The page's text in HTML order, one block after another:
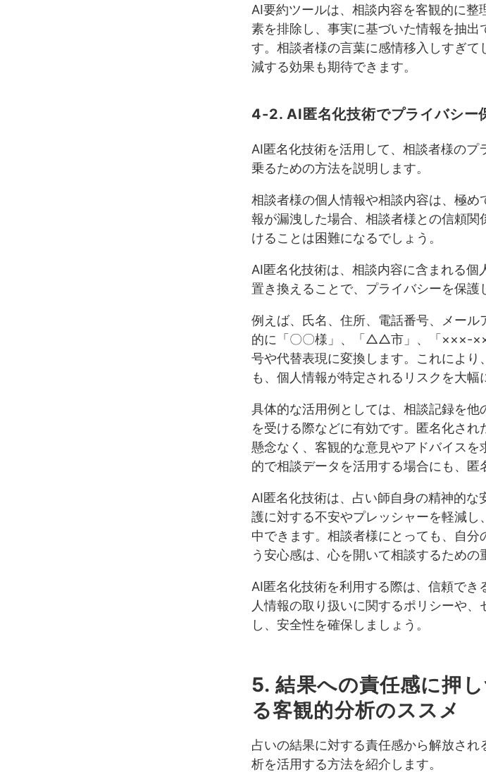
AI要約ツールは、相談内容を客観的に
素を排除し、事実に基づいた情報を抽出
す。相談者様の言葉に感情移入しすぎ
減する効果も期待できます。
4-2. AI匿名化技術でプライバシー
AI匿名化技術を活用して、相談者様の
乗るための方法を説明します。
相談者様の個人情報や相談内容は、極
報が漏洩した場合、相談者様との信頼
けることは困難になるでしょう。
AI匿名化技術は、相談内容に含まれる
置き換えることで、プライバシーを保護
例えば、氏名、住所、電話番号、メー
的に「〇〇様」、「△△市」、「
号や代替表現に変換します。これによ
も、個人情報が特定されるリスクを大幅
具体的な活用例としては、相談記録を
を受ける際などに有効です。匿名化さ
懸念なく、客観的な意見やアドバイス
的で相談データを活用する場合にも、匿
AI匿名化技術は、占い師自身の精神的
護に対する不安やプレッシャーを軽減
中できます。相談者様にとっても、自
う安心感は、心を開いて相談するための
AI匿名化技術を利用する際は、信頼で
人情報の取り扱いに関するポリシーや
し、安全性を確保しましょう。
5. 結果への責任感に押
る客観的分析のススメ
占いの結果に対する責任感から解放さ
析を活用する方法を紹介します。